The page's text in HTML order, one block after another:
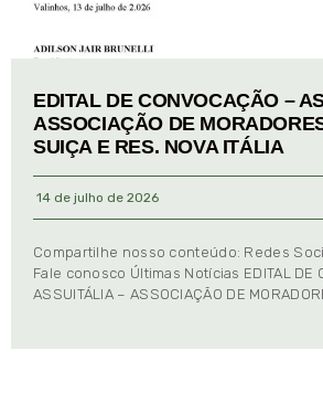
EDITAL DE CONVOCAÇÃO –
ASSOCIAÇÃO DE
SUIÇA E RES. NOVA ITÁLIA
14 de julho de 2026
Compartilhe nosso conteúdo: Redes
Fale conosco Últimas Notícias EDITAL DE
ASSUITÁLIA – ASSOCIAÇÃO DE